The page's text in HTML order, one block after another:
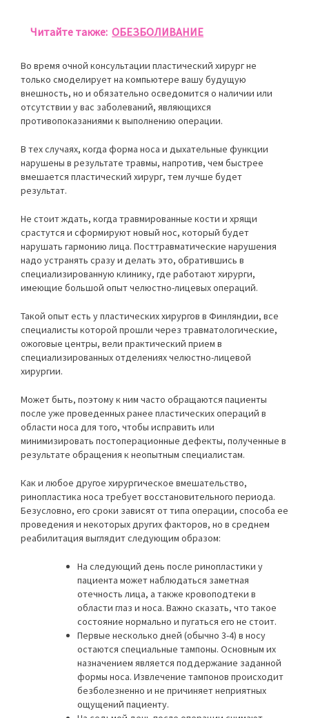
Читайте также: ОБЕЗБОЛИВАНИЕ
Во время очной консультации пластический хирург не
только смоделирует на компьютере вашу будущую
внешность, но и обязательно осведомится о наличии или
отсутствии у вас заболеваний, являющихся
противопоказаниями к выполнению операции.
В тех случаях, когда форма носа и дыхательные функции
нарушены в результате травмы, напротив, чем быстрее
вмешается пластический хирург, тем лучше будет
результат.
Не стоит ждать, когда травмированные кости и хрящи
срастутся и сформируют новый нос, который будет
нарушать гармонию лица. Посттравматические нарушения
надо устранять сразу и делать это, обратившись в
специализированную клинику, где работают хирурги,
имеющие большой опыт челюстно-лицевых операций.
Такой опыт есть у пластических хирургов в Финляндии, все
специалисты которой прошли через травматологические,
ожоговые центры, вели практический прием в
специализированных отделениях челюстно-лицевой
хирургии.
Может быть, поэтому к ним часто обращаются пациенты
после уже проведенных ранее пластических операций в
области носа для того, чтобы исправить или
минимизировать постоперационные дефекты, полученные в
результате обращения к неопытным специалистам.
Как и любое другое хирургическое вмешательство,
ринопластика носа требует восстановительного периода.
Безусловно, его сроки зависят от типа операции, способа ее
проведения и некоторых других факторов, но в среднем
реабилитация выглядит следующим образом:
На следующий день после ринопластики у
пациента может наблюдаться заметная
отечность лица, а также кровоподтеки в
области глаз и носа. Важно сказать, что такое
состояние нормально и пугаться его не стоит.
Первые несколько дней (обычно 3-4) в носу
остаются специальные тампоны. Основным их
назначением является поддержание заданной
формы носа. Извлечение тампонов происходит
безболезненно и не причиняет неприятных
ощущений пациенту.